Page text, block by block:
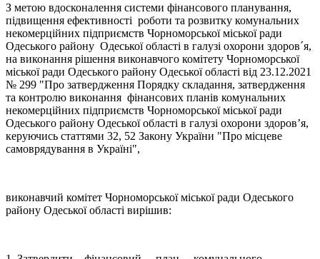
З метою вдосконалення системи фінансового планування,
підвищення ефективності роботи та розвитку комунальних
некомерційних підприємств Чорноморської міської ради
Одеського району Одеської області в галузі охорони здоров´я,
на виконання рішення виконавчого комітету Чорноморської
міської ради Одеського району Одеської області від 23.12.2021
№ 299 "Про затвердження Порядку складання, затвердження
та контролю виконання фінансових планів комунальних
некомерційних підприємств Чорноморської міської ради
Одеського району Одеської області в галузі охорони здоров’я,
керуючись статтями 32, 52 Закону України "Про місцеве
самоврядування в Україні",
виконавчий комітет Чорноморської міської ради Одеського
району Одеської області вирішив: